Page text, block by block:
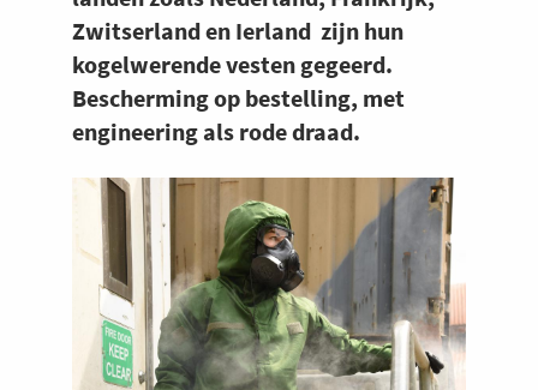
Zwitserland en Ierland zijn hun
kogelwerende vesten gegeerd.
Bescherming op bestelling, met
engineering als rode draad.